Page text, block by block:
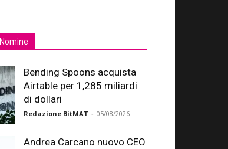
Bending Spoons acquista
Airtable per 1,285 miliardi
di dollari
Redazione BitMAT - 05/08/2026
Andrea Carcano nuovo CEO